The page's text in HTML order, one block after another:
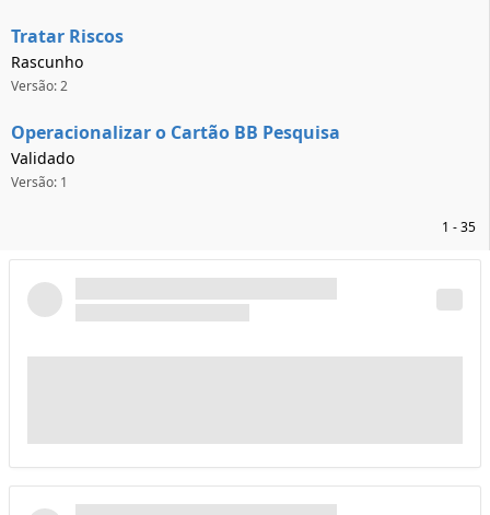
Tratar Riscos
Rascunho
Versão: 2
Operacionalizar o Cartão BB Pesquisa
Validado
Versão: 1
1 - 35